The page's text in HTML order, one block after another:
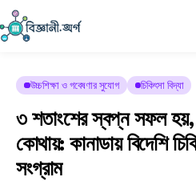
উচ্চশিক্ষা ও গবেষণার সুযোগ চিকিৎসা বিদ্যা
৩ শতাংশের স্বপ্ন সফল হয়,
কোথায়: কানাডায় বিদেশি
সংগ্রাম